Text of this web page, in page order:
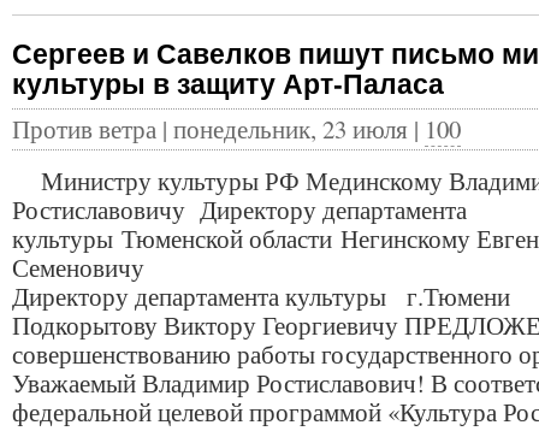
Сергеев и Савелков пишут письмо
культуры в защиту Арт-Паласа
Против ветра | понедельник, 23 июля | 100
Министру культуры РФ Мединскому
Ростиславовичу Директору департамента
культуры Тюменской области Негинскому
Директору департамента культуры г.Тюмени
Подкорытову Виктору Георгиевичу
совершенствованию работы государственного
Уважаемый Владимир Ростиславович! В
федеральной целевой программой «Культура